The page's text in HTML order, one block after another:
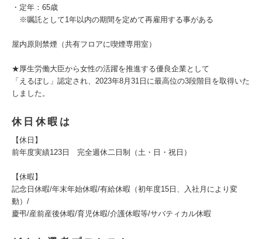
・定年：65歳
※嘱託として1年以内の期間を定めて再雇用する事がある
屋内原則禁煙（共有フロアに喫煙専用室）
★厚生労働大臣から女性の活躍を推進する優良企業として
「えるぼし」認定され、2023年8月31日に最高位の3段階目を取得いた
しました。
休日休暇は
【休日】
前年度実績123日 完全週休二日制（土・日・祝日）
【休暇】
記念日休暇/年末年始休暇/有給休暇（初年度15日、入社月により変
動）/
慶弔/産前産後休暇/育児休暇/介護休暇等/サバティカル休暇